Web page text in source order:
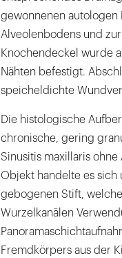
gewonnenen autologen
Alveolenbodens und
Knochendeckel wurde
Nähten befestigt.
speicheldichte
Die histologische
chronische, gering
Sinusitis maxillaris
Objekt handelte es sich
gebogenen Stift,
Wurzelkanälen
Fremdkörpers aus der